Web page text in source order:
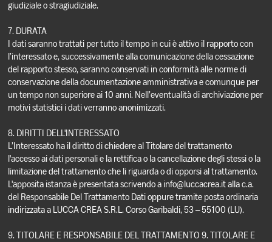
giudiziale o stragiudiziale.
7. DURATA
I dati saranno trattati per tutto il tempo in cui è attivo il rapporto con
l’interessato e, successivamente alla comunicazione della cessazione
del rapporto stesso, saranno conservati in conformità alle norme di
conservazione della documentazione amministrativa e comunque per
un tempo non superiore ai 10 anni. Nell’eventualità di archiviazione per
motivi statistici i dati verranno anonimizzati.
8. DIRITTI DELL'INTERESSATO
L’Interessato ha il diritto di chiedere al Titolare del trattamento
l'accesso ai dati personali e la rettifica o la cancellazione degli stessi o la
limitazione del trattamento che li riguarda o di opporsi al trattamento.
L'apposita istanza è presentata scrivendo a info@luccacrea.it alla c.a.
del Responsabile Del Trattamento Dati oppure tramite posta ordinaria
indirizzata a LUCCA CREA S.R.L. Corso Garibaldi, 53 – 55100 (LU).
9. TITOLARE E RESPONSABILE DEL TRATTAMENTO 9. TITOLARE E